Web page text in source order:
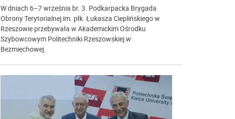
W dniach 6–7 września br. 3. Podkarpacka Brygada
Obrony Terytorialnej im. płk. Łukasza Cieplińskiego w
Rzeszowie przebywała w Akademickim Ośrodku
Szybowcowym Politechniki Rzeszowskiej w
Bezmiechowej.